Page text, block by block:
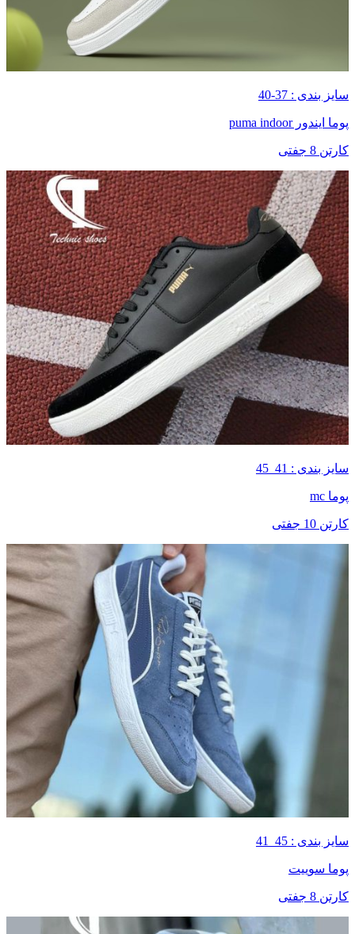
سایز بندی : 37-40
پوما ایندور puma indoor
کارتن 8 جفتی
سایز بندی : 41_45
پوما mc
کارتن 10 جفتی
سایز بندی : 45_41
پوما سوییت
کارتن 8 جفتی